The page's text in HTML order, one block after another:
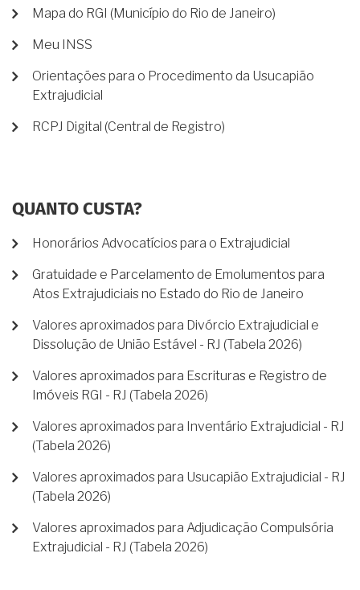
Mapa do RGI (Município do Rio de Janeiro)
Meu INSS
Orientações para o Procedimento da Usucapião
Extrajudicial
RCPJ Digital (Central de Registro)
QUANTO CUSTA?
Honorários Advocatícios para o Extrajudicial
Gratuidade e Parcelamento de Emolumentos para
Atos Extrajudiciais no Estado do Rio de Janeiro
Valores aproximados para Divórcio Extrajudicial e
Dissolução de União Estável - RJ (Tabela 2026)
Valores aproximados para Escrituras e Registro de
Imóveis RGI - RJ (Tabela 2026)
Valores aproximados para Inventário Extrajudicial - RJ
(Tabela 2026)
Valores aproximados para Usucapião Extrajudicial - RJ
(Tabela 2026)
Valores aproximados para Adjudicação Compulsória
Extrajudicial - RJ (Tabela 2026)